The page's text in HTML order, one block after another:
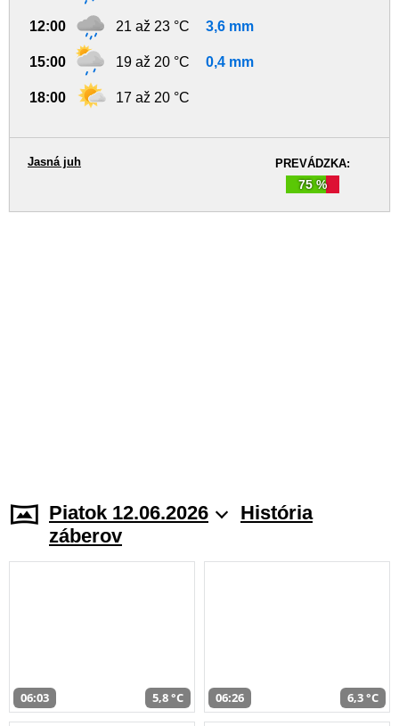
12:00 21 až 23 °C 3,6 mm
15:00 19 až 20 °C 0,4 mm
18:00 17 až 20 °C
PREVÁDZKA:
75 %
Jasná juh
Piatok 12.06.2026
História
záberov
06:03 5,8 °C 06:26 6,3 °C